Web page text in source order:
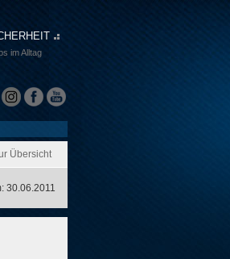
im Alltag
Übersicht
30.06.2011